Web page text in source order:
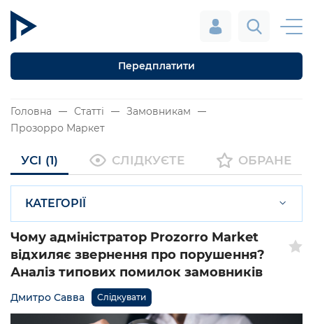
Передплатити
Головна Статті
Замовникам
Прозорро Маркет
УСІ (1) СЛІДКУЄТЕ ОБРАНЕ
КАТЕГОРІЇ
Чому адміністратор Prozorro Market
відхиляє звернення про порушення?
Аналіз типових помилок замовників
Дмитро Савва Слідкувати